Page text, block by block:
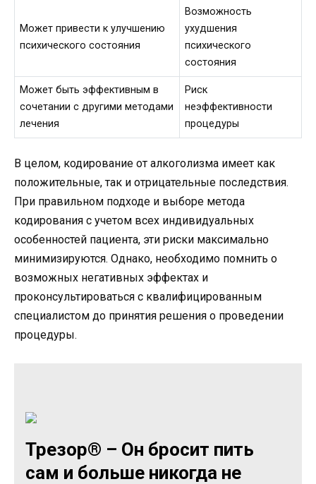
Может привести к улучшению
психического состояния
Возможность
ухудшения
психического
состояния
Может быть эффективным в
сочетании с другими методами
лечения
Риск
неэффективности
процедуры
В целом, кодирование от алкоголизма имеет как
положительные, так и отрицательные последствия.
При правильном подходе и выборе метода
кодирования с учетом всех индивидуальных
особенностей пациента, эти риски максимально
минимизируются. Однако, необходимо помнить о
возможных негативных эффектах и
проконсультироваться с квалифицированным
специалистом до принятия решения о проведении
процедуры.
Трезор® – Он бросит пить
сам и больше никогда не